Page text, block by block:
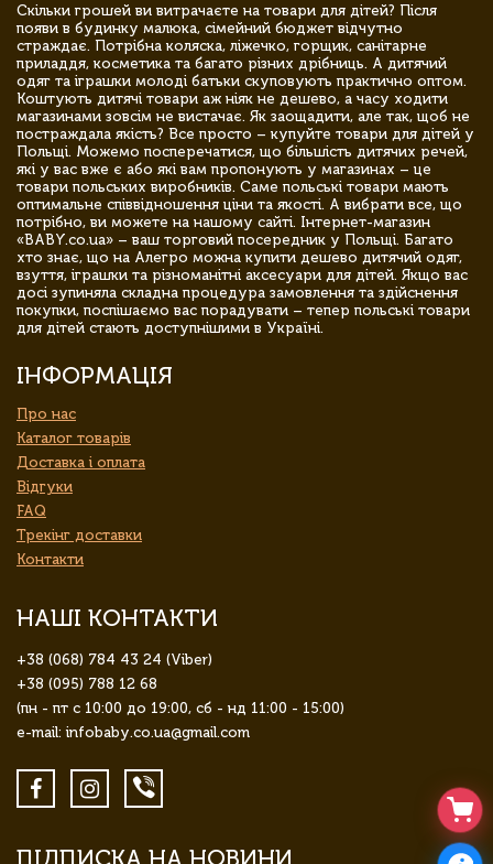
Скільки грошей ви витрачаєте на товари для дітей? Після
появи в будинку малюка, сімейний бюджет відчутно
страждає. Потрібна коляска, ліжечко, горщик, санітарне
приладдя, косметика та багато різних дрібниць. А дитячий
одяг та іграшки молоді батьки скуповують практично оптом.
Коштують дитячі товари аж ніяк не дешево, а часу ходити
магазинами зовсім не вистачає. Як заощадити, але так, щоб не
постраждала якість? Все просто – купуйте товари для дітей у
Польщі. Можемо посперечатися, що більшість дитячих речей,
які у вас вже є або які вам пропонують у магазинах – це
товари польських виробників. Саме польські товари мають
оптимальне співвідношення ціни та якості. А вибрати все, що
потрібно, ви можете на нашому сайті. Інтернет-магазин
«BABY.co.ua» – ваш торговий посередник у Польщі. Багато
хто знає, що на Алегро можна купити дешево дитячий одяг,
взуття, іграшки та різноманітні аксесуари для дітей. Якщо вас
досі зупиняла складна процедура замовлення та здійснення
покупки, поспішаємо вас порадувати – тепер польські товари
для дітей стають доступнішими в Україні.
ІНФОРМАЦІЯ
Про нас
Каталог товарів
Доставка і оплата
Відгуки
FAQ
Трекінг доставки
Контакти
НАШІ КОНТАКТИ
+38 (068) 784 43 24 (Viber)
+38 (095) 788 12 68
(пн - пт с 10:00 до 19:00, сб - нд 11:00 - 15:00)
e-mail: infobaby.co.ua@gmail.com
ПІДПИСКА НА НОВИНИ